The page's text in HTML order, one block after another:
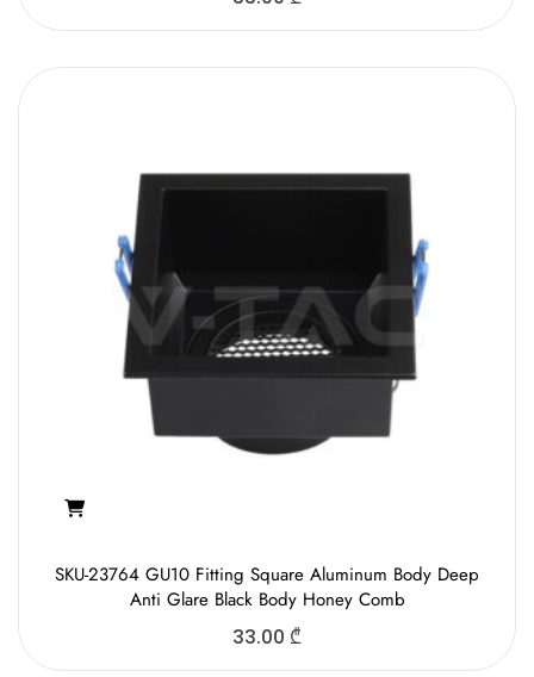
SKU-23764 GU10 Fitting Square Aluminum Body Deep
Anti Glare Black Body Honey Comb
33.00 ₾